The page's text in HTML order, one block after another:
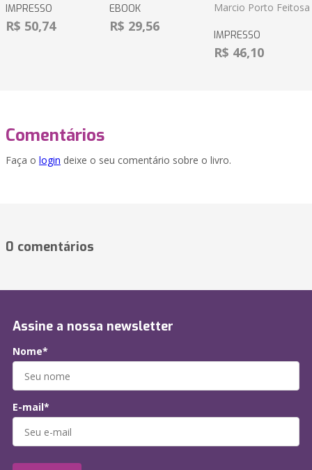
IMPRESSO
R$ 50,74
EBOOK
R$ 29,56
Marcio Porto Feitosa
IMPRESSO
R$ 46,10
Comentários
Faça o login deixe o seu comentário sobre o livro.
0 comentários
Assine a nossa newsletter
Nome*
E-mail*